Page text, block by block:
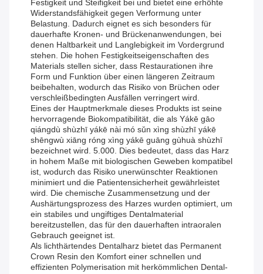
Festigkeit und Steifigkeit bei und bietet eine erhöhte
Widerstandsfähigkeit gegen Verformung unter
Belastung. Dadurch eignet es sich besonders für
dauerhafte Kronen- und Brückenanwendungen, bei
denen Haltbarkeit und Langlebigkeit im Vordergrund
stehen. Die hohen Festigkeitseigenschaften des
Materials stellen sicher, dass Restaurationen ihre
Form und Funktion über einen längeren Zeitraum
beibehalten, wodurch das Risiko von Brüchen oder
verschleißbedingten Ausfällen verringert wird.
Eines der Hauptmerkmale dieses Produkts ist seine
hervorragende Biokompatibilität, die als Yákē gāo
qiángdù shùzhī yákē nài mó sǔn xìng shùzhī yákē
shēngwù xiāng róng xìng yákē guāng gùhuà shùzhī
bezeichnet wird. 5.000. Dies bedeutet, dass das Harz
in hohem Maße mit biologischen Geweben kompatibel
ist, wodurch das Risiko unerwünschter Reaktionen
minimiert und die Patientensicherheit gewährleistet
wird. Die chemische Zusammensetzung und der
Aushärtungsprozess des Harzes wurden optimiert, um
ein stabiles und ungiftiges Dentalmaterial
bereitzustellen, das für den dauerhaften intraoralen
Gebrauch geeignet ist.
Als lichthärtendes Dentalharz bietet das Permanent
Crown Resin den Komfort einer schnellen und
effizienten Polymerisation mit herkömmlichen Dental-